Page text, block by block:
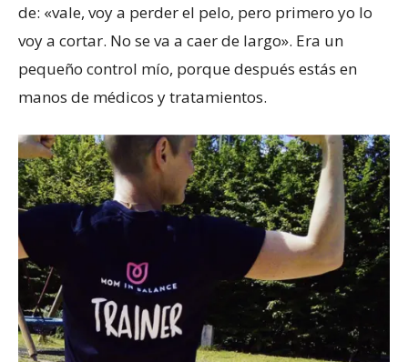
de: «vale, voy a perder el pelo, pero primero yo lo
voy a cortar. No se va a caer de largo». Era un
pequeño control mío, porque después estás en
manos de médicos y tratamientos.